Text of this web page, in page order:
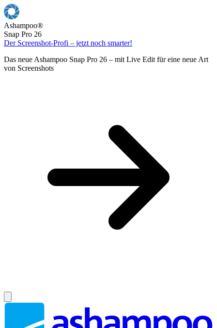
Ashampoo®
Snap Pro 26
Der Screenshot-Profi – jetzt noch smarter!
Das neue Ashampoo Snap Pro 26 – mit Live Edit für eine neue Art
von Screenshots